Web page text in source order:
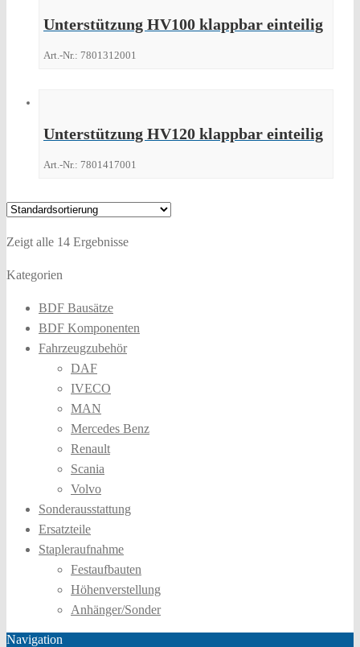
Unterstützung HV100 klappbar einteilig
Art.-Nr.: 7801312001
Unterstützung HV120 klappbar einteilig
Art.-Nr.: 7801417001
Zeigt alle 14 Ergebnisse
Kategorien
BDF Bausätze
BDF Komponenten
Fahrzeugzubehör
DAF
IVECO
MAN
Mercedes Benz
Renault
Scania
Volvo
Sonderausstattung
Ersatzteile
Stapleraufnahme
Festaufbauten
Höhenverstellung
Anhänger/Sonder
Navigation